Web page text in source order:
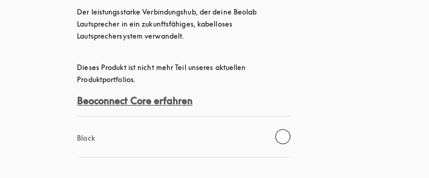
Der leistungsstarke Verbindungshub, der deine Beolab
Lautsprecher in ein zukunftsfähiges, kabelloses
Lautsprechersystem verwandelt.
Dieses Produkt ist nicht mehr Teil unseres aktuellen
Produktportfolios.
Beoconnect Core erfahren
Black